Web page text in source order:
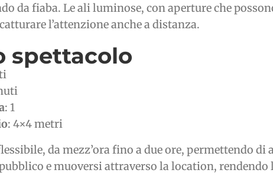
da fiaba. Le ali luminose, con aperture che
l’attenzione anche a distanza.
spettacolo
: 1
: 4×4 metri
da mezz’ora fino a due ore, permettendo
e muoversi attraverso la location, rendendo